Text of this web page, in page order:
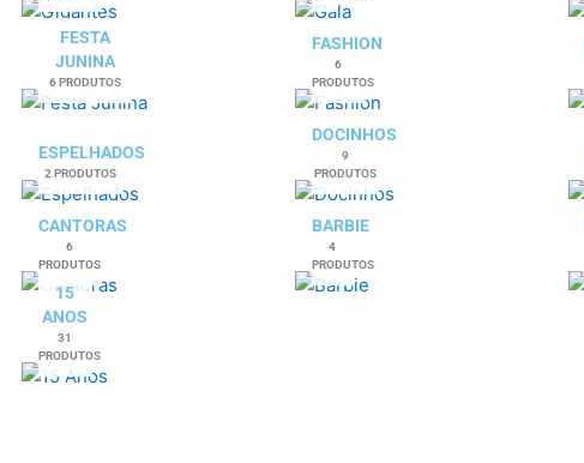
FESTA
JUNINA
6 PRODUTOS
FASHION
6
PRODUTOS
ESPELHADOS
2 PRODUTOS
DOCINHOS
9
PRODUTOS
CANTORAS
6
PRODUTOS
BARBIE
4
PRODUTOS
15
ANOS
31
PRODUTOS